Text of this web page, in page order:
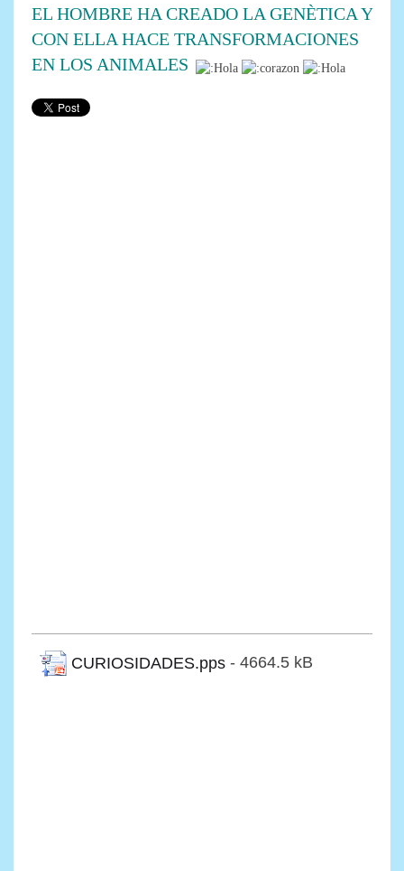
EL HOMBRE HA CREADO LA GENÈTICA Y
CON ELLA HACE TRANSFORMACIONES
EN LOS ANIMALES
CURIOSIDADES.pps - 4664.5 kB